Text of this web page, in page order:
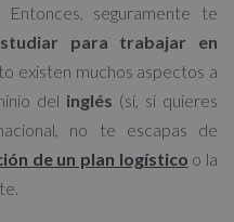
Entonces, seguramente te
para trabajar en
existen muchos aspectos a
del inglés (sí, si quieres
no te escapas de
de un plan logístico o la